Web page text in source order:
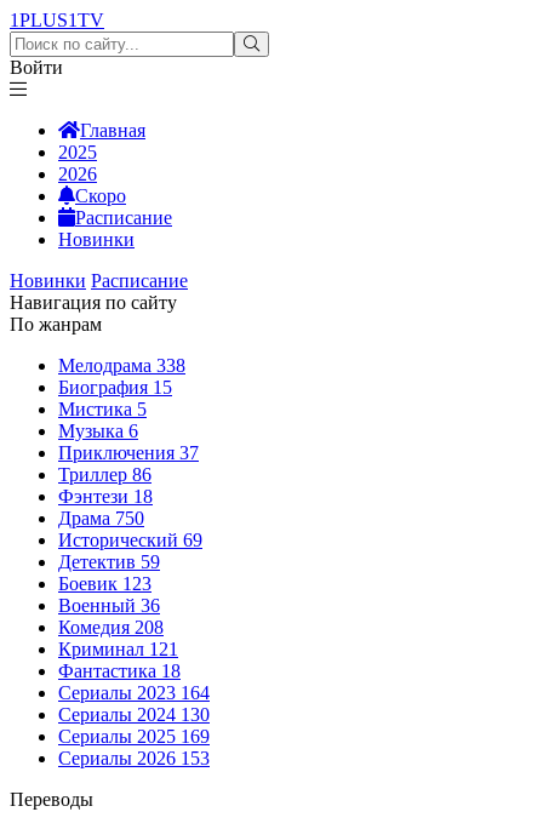
1PLUS1TV
Войти
Главная
2025
2026
Скоро
Расписание
Новинки
Новинки Расписание
Навигация по сайту
По жанрам
Мелодрама 338
Биография 15
Мистика 5
Музыка 6
Приключения 37
Триллер 86
Фэнтези 18
Драма 750
Исторический 69
Детектив 59
Боевик 123
Военный 36
Комедия 208
Криминал 121
Фантастика 18
Сериалы 2023 164
Сериалы 2024 130
Сериалы 2025 169
Сериалы 2026 153
Переводы